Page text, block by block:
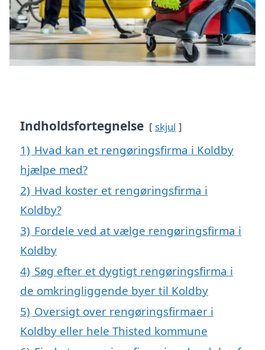
Indholdsfortegnelse skjul
1) Hvad kan et rengøringsfirma i Koldby
hjælpe med?
2) Hvad koster et rengøringsfirma i
Koldby?
3) Fordele ved at vælge rengøringsfirma i
Koldby
4) Søg efter et dygtigt rengøringsfirma i
de omkringliggende byer til Koldby
5) Oversigt over rengøringsfirmaer i
Koldby eller hele Thisted kommune